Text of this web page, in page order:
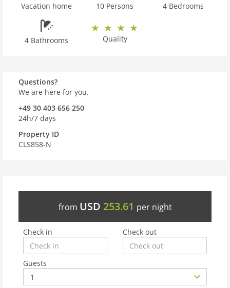
Vacation home 10 Persons 4 Bedrooms
4 Bathrooms Quality
Questions?
We are here for you.
+49 30 403 656 250
24h/7 days
Property ID
CLS858-N
from USD 253.61 per night
Check in Check out
Guests